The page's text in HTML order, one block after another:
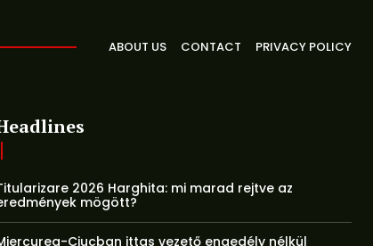
ABOUT US CONTACT PRIVACY POLICY
2026 Harghita: mi marad rejtve az
mögött?
Ciucban ittas vezető engedély nélkül